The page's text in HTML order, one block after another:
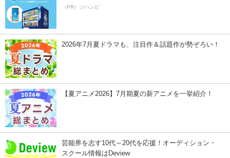
（PR）ジハンピ
2026年7月夏ドラマも、注目作＆話題作が勢ぞろい！
【夏アニメ2026】7月期夏の新アニメを一挙紹介！
芸能界を志す10代～20代を応援！オーディション・
スクール情報はDeview